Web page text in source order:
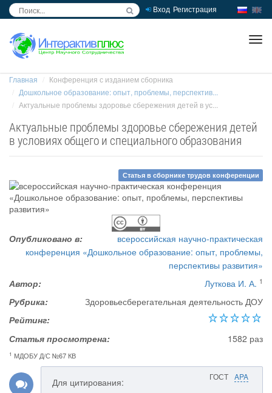
Вход Регистрация
Главная
Конференция с изданием сборника
Дошкольное образование: опыт, проблемы, перспектив...
Актуальные проблемы здоровье сбережения детей в ус...
Актуальные проблемы здоровье сбережения детей
в условиях общего и специального образования
Статья в сборнике трудов конференции
Опубликовано в:
всероссийская научно-практическая
конференция «Дошкольное образование: опыт, проблемы,
перспективы развития»
Автор:
Луткова И. А. 1
Рубрика:
Здоровьесберегательная деятельность ДОУ
Рейтинг:
Статья просмотрена:
1582 раз
1 МДОБУ Д/С №67 КВ
ГОСТ APA
Для цитирования: